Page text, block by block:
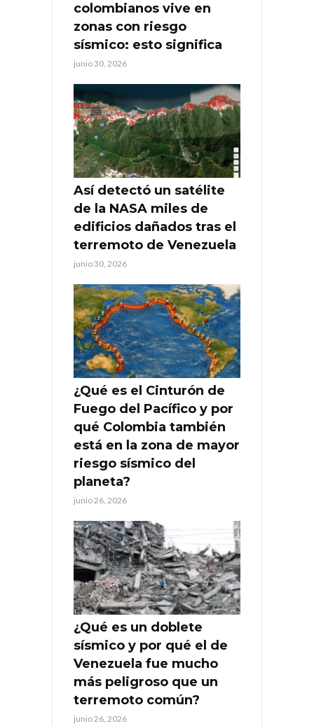
colombianos vive en
zonas con riesgo
sísmico: esto significa
junio 30, 2026
Así detectó un satélite
de la NASA miles de
edificios dañados tras el
terremoto de Venezuela
junio 30, 2026
¿Qué es el Cinturón de
Fuego del Pacífico y por
qué Colombia también
está en la zona de mayor
riesgo sísmico del
planeta?
junio 26, 2026
¿Qué es un doblete
sísmico y por qué el de
Venezuela fue mucho
más peligroso que un
terremoto común?
junio 26, 2026